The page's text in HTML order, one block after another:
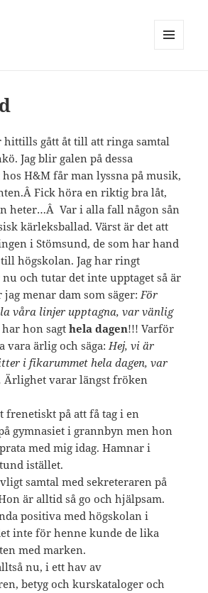
hittills gått åt till att ringa samtal
Jag blir galen på dessa
H&M får man lyssna på musik,
Fick höra en riktig bra låt,
heter…Â Var i alla fall någon sån
kärleksballad. Värst är det att
i Stömsund, de som har hand
högskolan. Jag har ringt
och tutar det inte upptaget så är
menar dam som säger:För
våra linjer upptagna, var vänlig
har hon sagthela dagen!!! Varför
vara ärlig och säga:Hej, vi är
i fikarummet hela dagen, var
Ärlighet varar längst fröken
frenetiskt på att få tag i en
gymnasiet i grannbyn men hon
med mig idag. Hamnar i
istället.
samtal med sekreteraren på
är alltid så go och hjälpsam.
positiva med högskolan i
inte för henne kunde de lika
med marken.
nu, i ett hav av
betyg och kurskataloger och